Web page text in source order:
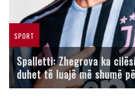
SPORT
Spalletti: Zhegrova ka
duhet të luajë më shumë